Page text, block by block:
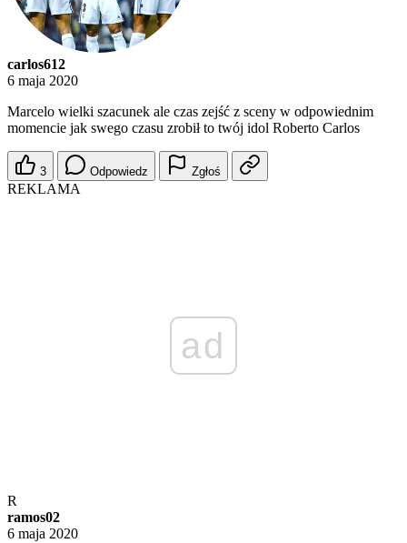
carlos612
6 maja 2020
Marcelo wielki szacunek ale czas zejść z sceny w odpowiednim
momencie jak swego czasu zrobił to twój idol Roberto Carlos
3 Odpowiedz Zgłoś
REKLAMA
ad
R
ramos02
6 maja 2020